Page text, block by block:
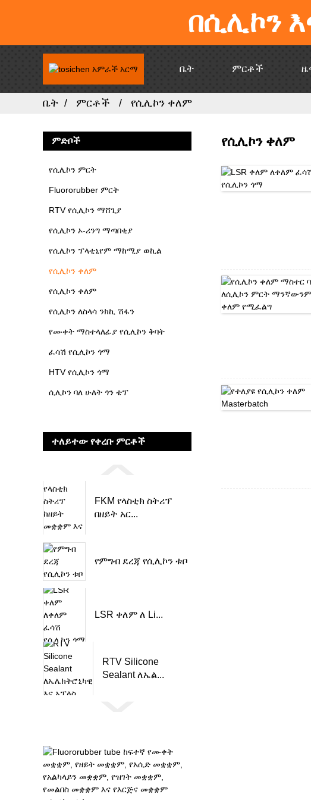
በሲሊኮን
ቤት ምርቶች
ቤት ምርቶች የሲሊኮን ቀለም
ምድቦች
የሲሊኮን ምርት
Fluororubber ምርት
RTV የሲሊኮን ማሸጊያ
የሲሊኮን ኦ-ሪንግ ማጣበቂያ
የሲሊኮን ፕላቲኒየም ማከሚያ ወኪል
የሲሊኮን ቀለም
የሲሊኮን ቀለም
የሲሊኮን ለስላሳ ንክኪ ሽፋን
የሙቀት ማስተላለፊያ የሲሊኮን ቅባት
ፈሳሽ የሲሊኮን ጎማ
HTV የሲሊኮን ጎማ
ሲሊኮን ባለ ሁለት ጎን ቴፕ
ተለይተው የቀረቡ ምርቶች
FKM የላስቲክ ስትሪፕ
በዘይት አር...
የምግብ ደረጃ የሲሊኮን ቱቦ
LSR ቀለም ለ Li...
RTV Silicone
Sealant ለኤል...
የሲሊኮን ቀለም